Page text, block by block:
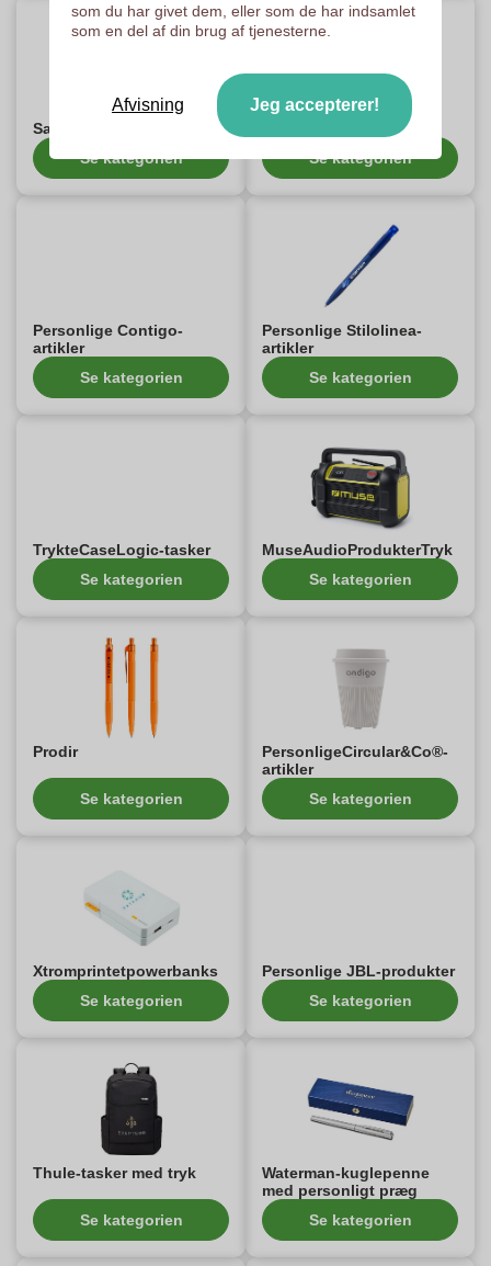
Samsonite-artikler
Se kategorien
Wooosh-reklameartikler
Se kategorien
Personlige Contigo-
artikler
Se kategorien
Personlige Stilolinea-
artikler
Se kategorien
TrykteCaseLogic-tasker
Se kategorien
MuseAudioProdukterTryk
Se kategorien
Prodir
Se kategorien
PersonligeCircular&Co®-
artikler
Se kategorien
Xtromprintetpowerbanks
Se kategorien
Personlige JBL-produkter
Se kategorien
Thule-tasker med tryk
Se kategorien
Waterman-kuglepenne
med personligt præg
Se kategorien
som du har givet dem, eller som de har indsamlet
som en del af din brug af tjenesterne.
Afvisning Jeg accepterer!